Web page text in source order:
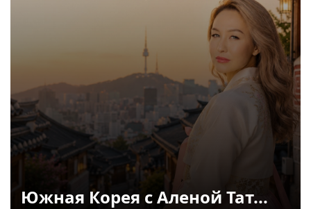
Южная Корея с Аленой Тат...